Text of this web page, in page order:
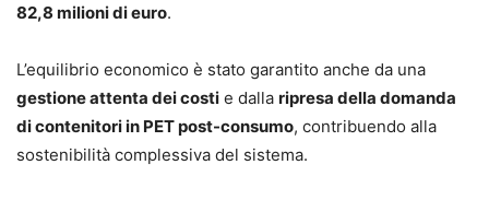
82,8 milioni di euro.
L’equilibrio economico è stato garantito anche da una
gestione attenta dei costi e dalla ripresa della domanda
di contenitori in PET post-consumo, contribuendo alla
sostenibilità complessiva del sistema.